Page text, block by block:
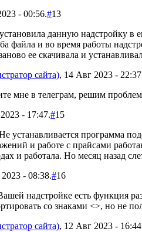
- 00:56.#13
данную надстройку в
файла и во время работы
ее скачивала и
сайта), 14 Авг 2023 -
мне в телеграм, решим
- 17:47.#15
устанавливается программа
и работе с прайсами
и работала. Но месяц назад
- 08:38.#16
надстройке есть функция
со знаками <>, но не
сайта), 12 Авг 2023 -